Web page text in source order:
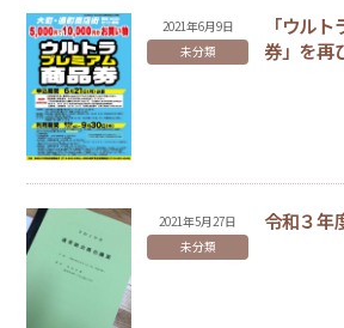
2021年6月9日
未分類
「ウル
券」を再
2021年5月27日
未分類
令和３年